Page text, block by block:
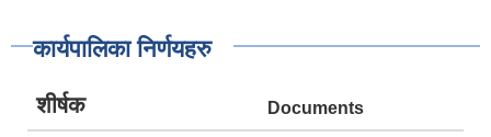
कार्यपालिका निर्णयहरु
शीर्षक Documents